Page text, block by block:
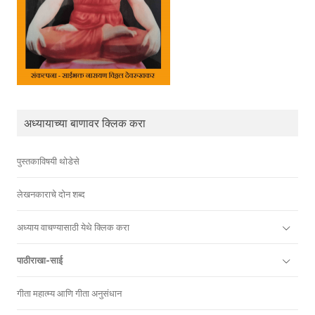
अध्यायाच्या बाणावर क्लिक करा
पुस्तकाविषयी थोडेसे
लेखनकाराचे दोन शब्द
अध्याय वाचण्यासाठी येथे क्लिक करा
पाठीराखा-साई
गीता महात्म्य आणि गीता अनुसंधान